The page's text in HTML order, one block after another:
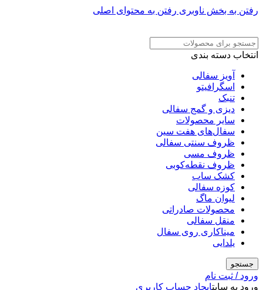
رفتن به بخش ناوبری رفتن به محتوای اصلی
انتخاب دسته بندی
آویز سفالی
اسگرافیتو
تنبک
دیزی و گمج سفالی
سایر محصولات
سفال‌های هفت‌ سین
ظروف سنتی سفالی
ظروف مسی
ظروف نقطه‌کوبی
کشک ساب
کوزه سفالی
لیوان ماگ
محصولات صادراتی
منقل سفالی
میناکاری روی سفال
یلدایی
جستجو
ورود / ثبت نام
ورود به سایتایجاد حساب کاربری